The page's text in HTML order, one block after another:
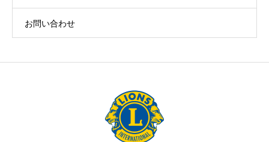
お問い合わせ